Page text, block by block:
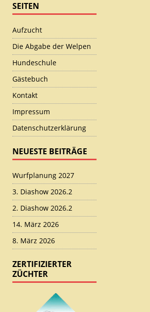
SEITEN
Aufzucht
Die Abgabe der Welpen
Hundeschule
Gästebuch
Kontakt
Impressum
Datenschutzerklärung
NEUESTE BEITRÄGE
Wurfplanung 2027
3. Diashow 2026.2
2. Diashow 2026.2
14. März 2026
8. März 2026
ZERTIFIZIERTER
ZÜCHTER